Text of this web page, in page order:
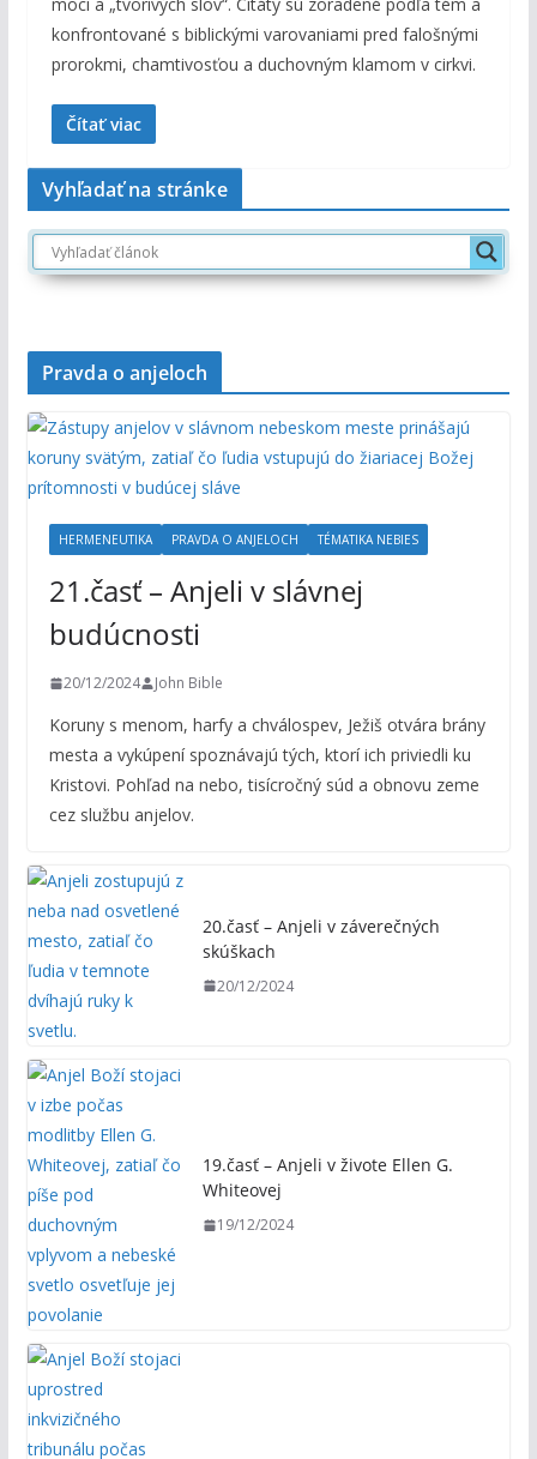
moci a „tvorivých slov“. Citáty sú zoradené podľa tém a
konfrontované s biblickými varovaniami pred falošnými
prorokmi, chamtivosťou a duchovným klamom v cirkvi.
Čítať viac
Vyhľadať na stránke
Pravda o anjeloch
HERMENEUTIKA PRAVDA O ANJELOCH TÉMATIKA NEBIES
21.časť – Anjeli v slávnej
budúcnosti
20/12/2024 John Bible
Koruny s menom, harfy a chválospev, Ježiš otvára brány
mesta a vykúpení spoznávajú tých, ktorí ich priviedli ku
Kristovi. Pohľad na nebo, tisícročný súd a obnovu zeme
cez službu anjelov.
20.časť – Anjeli v záverečných
skúškach
20/12/2024
19.časť – Anjeli v živote Ellen G.
Whiteovej
19/12/2024